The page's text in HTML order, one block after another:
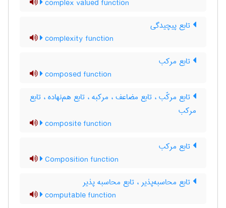
complex valued function
تابع پیچیدگی
complexity function
تابع مرکب
composed function
تابع مرکّب ، تابع مضاعف ، مرکبه ، تابع هم‌نهاده ، تابع
مرکب
composite function
تابع مرکب
Composition function
تابع محاسبه‌پذیر ، تابع محاسبه پذیر
computable function